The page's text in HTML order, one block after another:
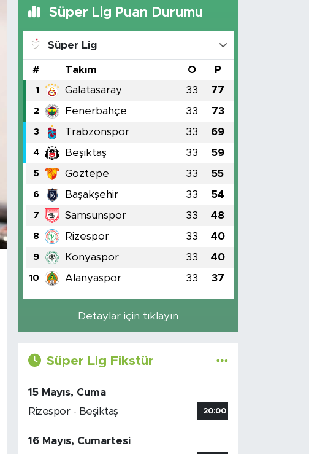
Süper Lig Puan Durumu
Süper Lig
# Takım O P
1 Galatasaray 33 77
2 Fenerbahçe 33 73
3 Trabzonspor 33 69
4 Beşiktaş 33 59
5 Göztepe 33 55
6 Başakşehir 33 54
7 Samsunspor 33 48
8 Rizespor 33 40
9 Konyaspor 33 40
10 Alanyaspor 33 37
Detaylar için tıklayın
Süper Lig Fikstür
15 Mayıs, Cuma
Rizespor - Beşiktaş
20:00
16 Mayıs, Cumartesi